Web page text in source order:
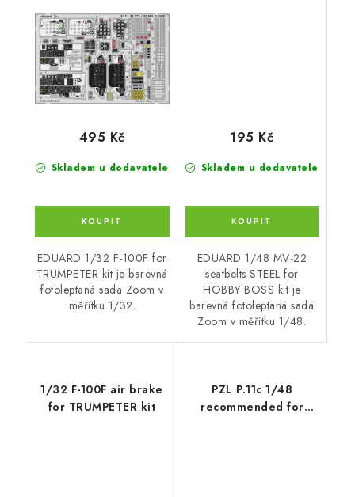
Skladem u dodavatele
495 Kč
EDUARD 1/32 F-100F for
TRUMPETER kit je barevná
fotoleptaná sada Zoom v
měřítku 1/32.
Skladem u dodavatele
195 Kč
EDUARD 1/48 MV-22
seatbelts STEEL for
HOBBY BOSS kit je
barevná fotoleptaná sada
Zoom v měřítku 1/48.
1/32 F-100F air brake
for TRUMPETER kit
PZL P.11c 1/48
recommended for